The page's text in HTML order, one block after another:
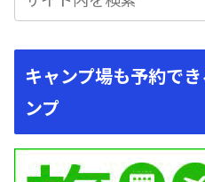
キャンプ場も予約で
ンプ